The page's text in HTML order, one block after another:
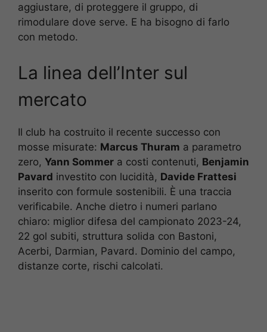
aggiustare, di proteggere il gruppo, di
rimodulare dove serve. E ha bisogno di farlo
con metodo.
La linea dell’Inter sul
mercato
Il club ha costruito il recente successo con
mosse misurate: Marcus Thuram a parametro
zero, Yann Sommer a costi contenuti, Benjamin
Pavard investito con lucidità, Davide Frattesi
inserito con formule sostenibili. È una traccia
verificabile. Anche dietro i numeri parlano
chiaro: miglior difesa del campionato 2023-24,
22 gol subiti, struttura solida con Bastoni,
Acerbi, Darmian, Pavard. Dominio del campo,
distanze corte, rischi calcolati.